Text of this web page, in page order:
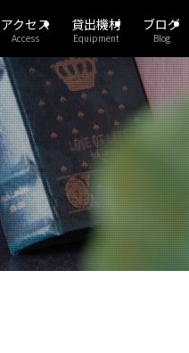
アクセス
Access
貸出機材
Equipment
ブログ
Blog